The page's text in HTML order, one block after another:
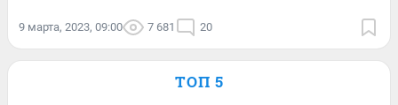
9 марта, 2023, 09:00 7 681 20
ТОП 5